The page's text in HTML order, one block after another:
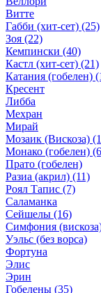
Витте
Габби (хит-сет) (25)
Зоя (22)
Кемпински (40)
Кастл (хит-сет) (21)
Катания (гобелен)
Кресент
Либба
Мехран
Мирай
Мозаик (Вискоза)
Монако (гобелен)
Прато (гобелен)
Разиа (акрил) (11)
Роял Тапис (7)
Саламанка
Сейшелы (16)
Симфония
Уэльс (без ворса)
Фортуна
Элис
Эрин
Гобелены (35)